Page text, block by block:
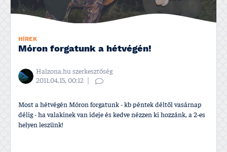
HÍREK
Móron forgatunk a hétvégén!
Halzona.hu szerkesztőség
2011.04.15, 00:12
Most a hétvégén Móron forgatunk - kb péntek déltől vasárnap
délig - ha valakinek van ideje és kedve nézzen ki hozzánk, a 2-es
helyen leszünk!